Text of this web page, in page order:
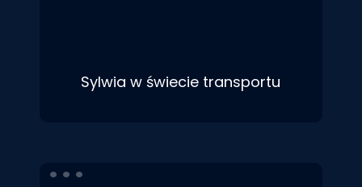
Sylwia w świecie transportu